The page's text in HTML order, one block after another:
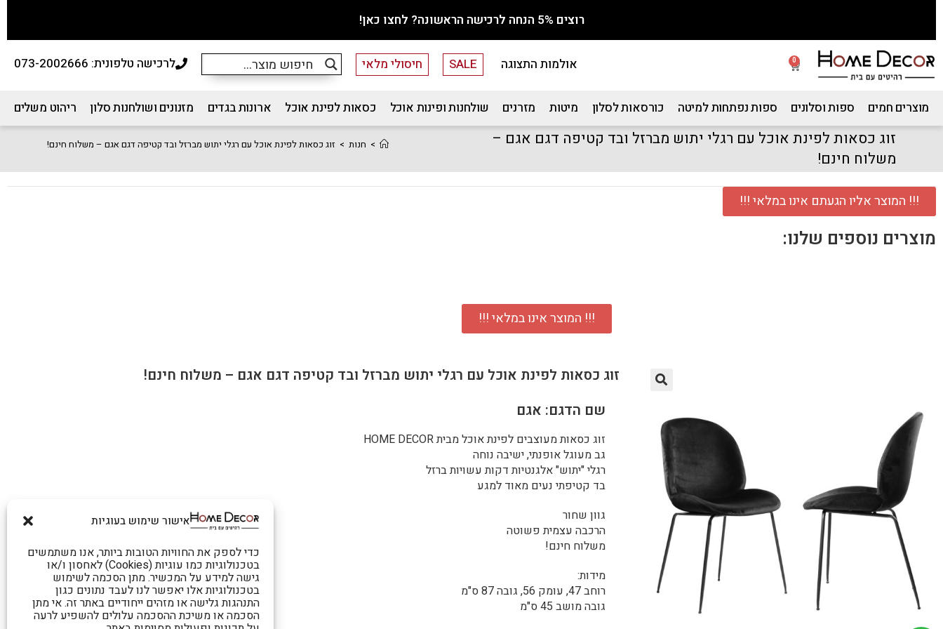
אישור שימוש בעוגיות
כדי לספק את החוויות הטובות ביותר, אנו משתמשים
בטכנולוגיות כמו עוגיות (Cookies) לאחסון ו/או
גישה למידע על המכשיר. מתן הסכמה לשימוש
בטכנולוגיות אלו יאפשר לנו לעבד נתונים כגון
התנהגות גלישה או מזהים ייחודיים באתר זה. אי מתן
הסכמה או משיכת ההסכמה עלולים להשפיע לרעה
רוצים 5% הנחה לרכישה הראשונה? לחצו כאן!
0 אולמות התצוגה SALE חיסולי מלאי לרכישה טלפונית: 073-2002666
מוצרים חמים ספות וסלונים ספות נפתחות למיטה כורסאות לסלון מיטות מזרנים שולחנות ופינות אוכל כסאות לפינת אוכל ארונות בגדים מזנונים ושולחנות סלון ריהוט משלים
זוג כסאות לפינת אוכל עם רגלי יתוש מברזל ובד קטיפה דגם אגם –
משלוח חינם!
> חנות > זוג כסאות לפינת אוכל עם רגלי יתוש מברזל ובד קטיפה דגם אגם – משלוח חינם!
!!! המוצר אליו הגעתם אינו במלאי !!!
מוצרים נוספים שלנו:
!!! המוצר אינו במלאי !!!
זוג כסאות לפינת אוכל עם רגלי יתוש מברזל ובד קטיפה דגם אגם – משלוח חינם!
שם הדגם: אגם
זוג כסאות מעוצבים לפינת אוכל מבית HOME DECOR
גב מעוגל אופנתי, ישיבה נוחה
רגלי "יתוש" אלגנטיות דקות עשויות ברזל
בד קטיפתי נעים מאוד למגע
גוון שחור
הרכבה עצמית פשוטה
משלוח חינם!
מידות:
רוחב 47, עומק 56, גובה 87 ס"מ
גובה מושב 45 ס"מ